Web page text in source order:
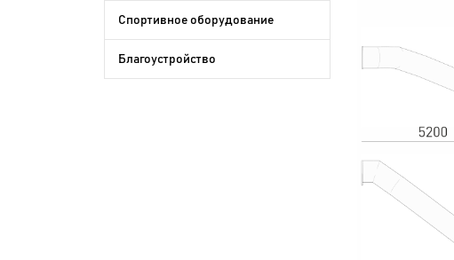
Спортивное оборудование
Благоустройство